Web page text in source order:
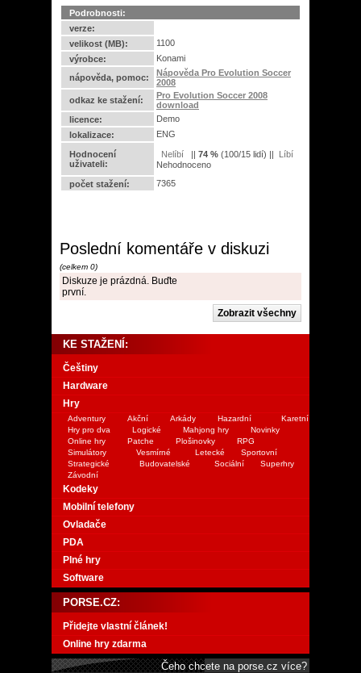
Podrobnosti:
verze:
velikost (MB):
1100
výrobce:
Konami
nápověda, pomoc:
Nápověda Pro Evolution Soccer
2008
odkaz ke stažení:
Pro Evolution Soccer 2008
download
licence:
Demo
lokalizace:
ENG
Hodnocení
uživateli:
|| 74 % (100/15 lidí) ||
Nehodnoceno
počet stažení:
7365
Poslední komentáře v diskuzi
(celkem 0)
Diskuze je prázdná. Buďte
první.
KE STAŽENÍ:
Češtiny
Hardware
Hry
Adventury Akční Arkády Hazardní
Karetní
Hry pro dva
Logické Mahjong hry
Novinky
Online hry
Patche Plošinovky
RPG
Simulátory
Vesmírné Letecké
Sportovní
Strategické
Budovatelské Sociální
Superhry
Závodní
Kodeky
Mobilní telefony
Ovladače
PDA
Plné hry
Software
PORSE.CZ:
Přidejte vlastní článek!
Online hry zdarma
Čeho chcete na porse.cz více?